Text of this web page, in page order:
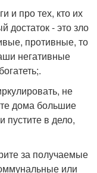
и про тех, кто их
достаток - это зло
противные, то
негативные
не
дома большие
в дело,
за получаемые
или